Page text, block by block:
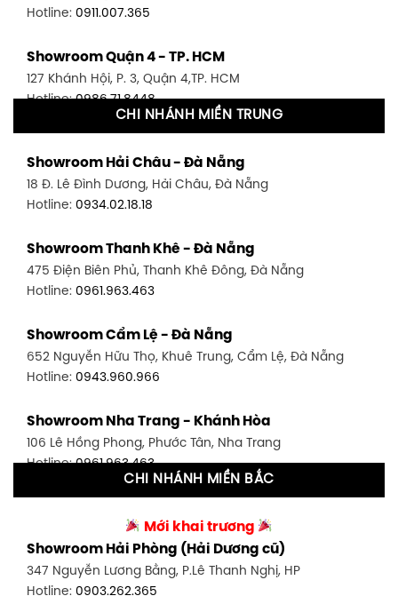
Hotline: 0911.007.365
Showroom Quận 4 - TP. HCM
127 Khánh Hội, P. 3, Quận 4,TP. HCM
Hotline:0986.71.8448
1411 Đường 3/2, P. 16, Quận 11, TP. HCM
Hotline:0906.256.759
1448 Huỳnh Tấn Phát, Phú Thuận, Quận 7, TP HCM
Hotline:0946.480.580
348 Đ. Bạch Đằng, P. 14, Bình Thạnh, TP HCM
Hotline:0902.716.230
591 Hoàng Văn Thụ, P. 4, Tân Bình, TP HCM
Hotline:0906.256.759
0986.71.8448
Showroom Thuận An - Bình Dương
CHI NHÁNH MIỀN TRUNG
Showroom Hải Châu - Đà Nẵng
18 Đ. Lê Đình Dương, Hải Châu, Đà Nẵng
Hotline: 0934.02.18.18
Showroom Thanh Khê - Đà Nẵng
475 Điện Biên Phủ, Thanh Khê Đông, Đà Nẵng
Hotline: 0961.963.463
Showroom Cẩm Lệ - Đà Nẵng
652 Nguyễn Hữu Thọ, Khuê Trung, Cẩm Lệ, Đà Nẵng
Hotline: 0943.960.966
Showroom Nha Trang - Khánh Hòa
106 Lê Hồng Phong, Phước Tân, Nha Trang
Hotline:0961.963.463
27-29 Nguyễn Sỹ Sách, Hưng Bình, TP Vinh, Nghệ An
Hotline:0943.960.966
CHI NHÁNH MIỀN BẮC
Mới khai trương
Showroom Hải Phòng (Hải Dương cũ)
347 Nguyễn Lương Bằng, P.Lê Thanh Nghị, HP
Hotline: 0903.262.365